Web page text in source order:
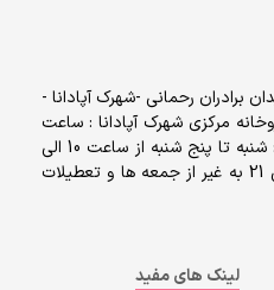
برادران رحمانی -شهرک آپادانا -
مریم - پلاک 1/32 - داروخانه مرکزی شهرک آپادانا : ساعت
کاری داروخانه پشتیبانی سایت : شنبه تا پنج شنبه از ساعت 10 الی
20 . ساعت کاری داروخانه : 9الی 21 به غیر از جمعه ها و تعطیلات
لینک های مفید